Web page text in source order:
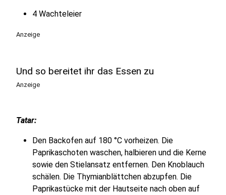
4 Wachteleier
Anzeige
Und so bereitet ihr das Essen zu
Anzeige
Tatar:
Den Backofen auf 180 °C vorheizen. Die
Paprikaschoten waschen, halbieren und die Kerne
sowie den Stielansatz entfernen. Den Knoblauch
schälen. Die Thymianblättchen abzupfen. Die
Paprikastücke mit der Hautseite nach oben auf